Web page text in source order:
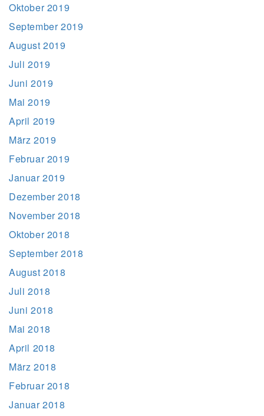
Oktober 2019
September 2019
August 2019
Juli 2019
Juni 2019
Mai 2019
April 2019
März 2019
Februar 2019
Januar 2019
Dezember 2018
November 2018
Oktober 2018
September 2018
August 2018
Juli 2018
Juni 2018
Mai 2018
April 2018
März 2018
Februar 2018
Januar 2018